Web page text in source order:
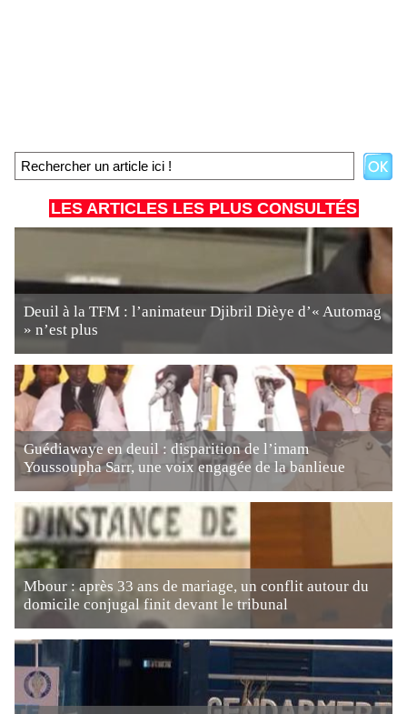
LES ARTICLES LES PLUS CONSULTÉS
Deuil à la TFM : l’animateur Djibril Dièye d’« Automag
» n’est plus
Guédiawaye en deuil : disparition de l’imam
Youssoupha Sarr, une voix engagée de la banlieue
Mbour : après 33 ans de mariage, un conflit autour du
domicile conjugal finit devant le tribunal